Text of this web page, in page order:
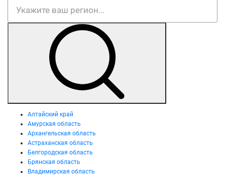
Алтайский край
Амурская область
Архангельская область
Астраханская область
Белгородская область
Брянская область
Владимирская область